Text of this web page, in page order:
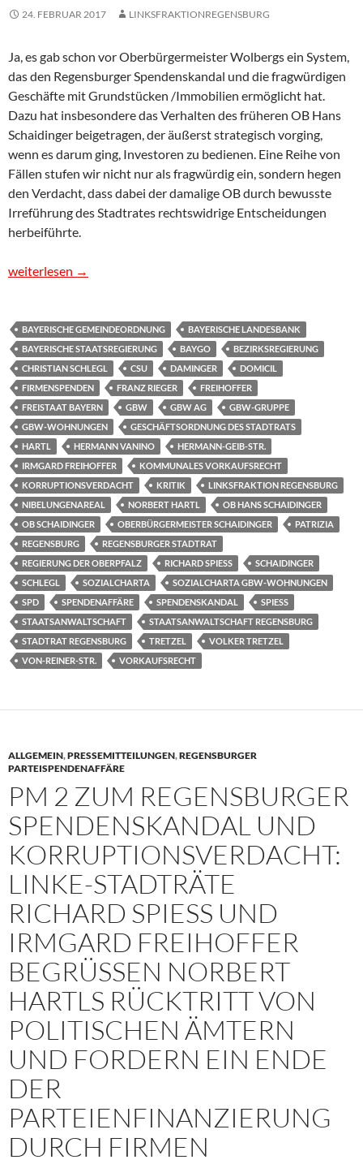
24. FEBRUAR 2017 LINKSFRAKTIONREGENSBURG
Ja, es gab schon vor Oberbürgermeister Wolbergs ein System,
das den Regensburger Spendenskandal und die fragwürdigen
Geschäfte mit Grundstücken /Immobilien ermöglicht hat.
Dazu hat insbesondere das Verhalten des früheren OB Hans
Schaidinger beigetragen, der äußerst strategisch vorging,
wenn es darum ging, Investoren zu bedienen. Eine Reihe von
Fällen stufen wir nicht nur als fragwürdig ein, sondern hegen
den Verdacht, dass dabei der damalige OB durch bewusste
Irreführung des Stadtrates rechtswidrige Entscheidungen
herbeiführte.
PM 4 zum Regensburger Spendenskandal und
weiterlesen →
BAYERISCHE GEMEINDEORDNUNG
BAYERISCHE LANDESBANK
BAYERISCHE STAATSREGIERUNG
BAYGO
BEZIRKSREGIERUNG
CHRISTIAN SCHLEGL
CSU DAMINGER
DOMICIL
FIRMENSPENDEN
FRANZ RIEGER
FREIHOFFER
FREISTAAT BAYERN
GBW GBW AG
GBW-GRUPPE
GBW-WOHNUNGEN
GESCHÄFTSORDNUNG DES STADTRATS
HARTL
HERMANN VANINO
HERMANN-GEIB-STR.
IRMGARD FREIHOFFER
KOMMUNALES VORKAUFSRECHT
KORRUPTIONSVERDACHT
KRITIK
LINKSFRAKTION REGENSBURG
NIBELUNGENAREAL
NORBERT HARTL
OB HANS SCHAIDINGER
OB SCHAIDINGER
OBERBÜRGERMEISTER SCHAIDINGER
PATRIZIA
REGENSBURG
REGENSBURGER STADTRAT
REGIERUNG DER OBERPFALZ
RICHARD SPIESS
SCHAIDINGER
SCHLEGL
SOZIALCHARTA
SOZIALCHARTA GBW-WOHNUNGEN
SPD
SPENDENAFFÄRE SPENDENSKANDAL
SPIESS
STAATSANWALTSCHAFT
STAATSANWALTSCHAFT REGENSBURG
STADTRAT REGENSBURG
TRETZEL
VOLKER TRETZEL
VON-REINER-STR.
VORKAUFSRECHT
ALLGEMEIN,PRESSEMITTEILUNGEN,REGENSBURGER
PARTEISPENDENAFFÄRE
PM 2 ZUM REGENSBURGER
SPENDENSKANDAL UND
KORRUPTIONSVERDACHT:
LINKE-STADTRÄTE
RICHARD SPIESS UND I
RMGARD FREIHOFFER B
EGRÜSSEN NORBERT HA
RTLS RÜCKTRITT VON PO
LITISCHEN ÄMTERN UN
D FORDERN EIN ENDE DE
R PA
RTEIENFINANZIERUNG DU
RCH FIRMEN